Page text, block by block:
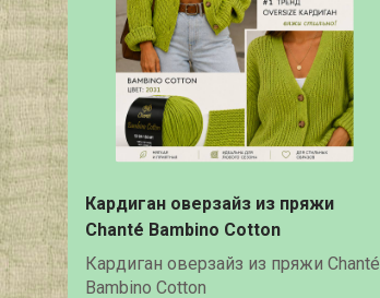
Кардиган оверзайз из пряжи
Chanté Bambino Cotton
Кардиган оверзайз из пряжи Chanté
Bambino Cotton